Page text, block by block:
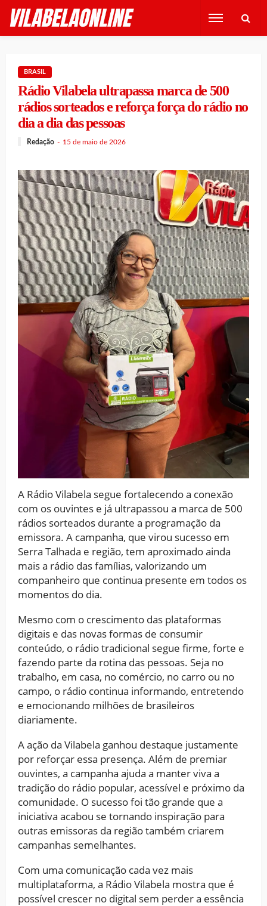
BRASIL
Rádio Vilabela ultrapassa marca de 500
rádios sorteados e reforça força do rádio no
dia a dia das pessoas
Redação 15 de maio de 2026
A Rádio Vilabela segue fortalecendo a conexão
com os ouvintes e já ultrapassou a marca de 500
rádios sorteados durante a programação da
emissora. A campanha, que virou sucesso em
Serra Talhada e região, tem aproximado ainda
mais a rádio das famílias, valorizando um
companheiro que continua presente em todos os
momentos do dia.
Mesmo com o crescimento das plataformas
digitais e das novas formas de consumir
conteúdo, o rádio tradicional segue firme, forte e
fazendo parte da rotina das pessoas. Seja no
trabalho, em casa, no comércio, no carro ou no
campo, o rádio continua informando, entretendo
e emocionando milhões de brasileiros
diariamente.
A ação da Vilabela ganhou destaque justamente
por reforçar essa presença. Além de premiar
ouvintes, a campanha ajuda a manter viva a
tradição do rádio popular, acessível e próximo da
comunidade. O sucesso foi tão grande que a
iniciativa acabou se tornando inspiração para
outras emissoras da região também criarem
campanhas semelhantes.
Com uma comunicação cada vez mais
multiplataforma, a Rádio Vilabela mostra que é
possível crescer no digital sem perder a essência